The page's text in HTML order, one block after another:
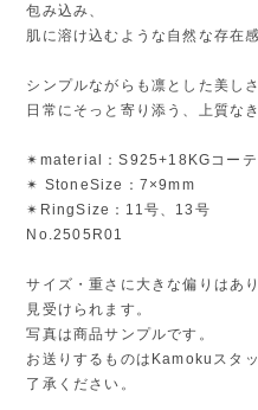
包み込み、
肌に溶け込むような自然な存在感
シンプルながらも凛とした美し
日常にそっと寄り添う、上質な
✴︎material：S925+18KGコーテ
✴︎ StoneSize：7×9mm
✴︎RingSize：11号、13号
No.2505R01
サイズ・重さに大きな偏りはあ
見受けられます。
写真は商品サンプルです。
お送りするものはKamokuスタ
了承ください。